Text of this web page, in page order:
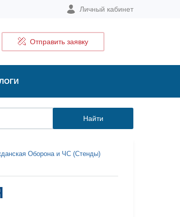
Личный кабинет
Отправить заявку
Найти
Оборона и ЧС (Стенды)